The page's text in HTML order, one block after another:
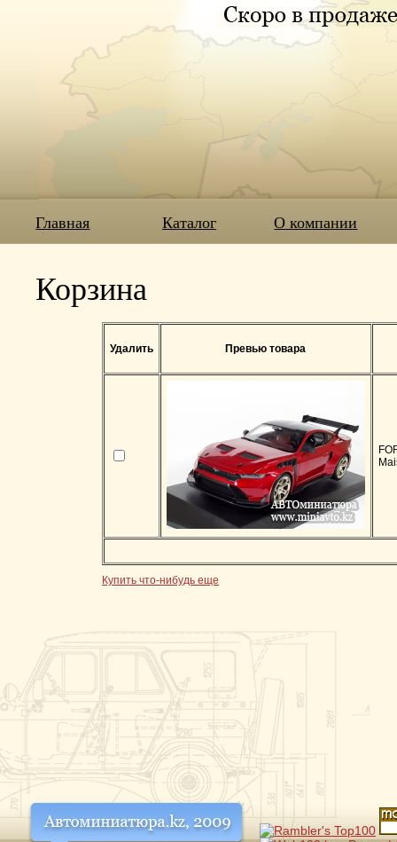
Главная Каталог О компании
Корзина
Удалить Превью товара
Купить что-нибудь еще